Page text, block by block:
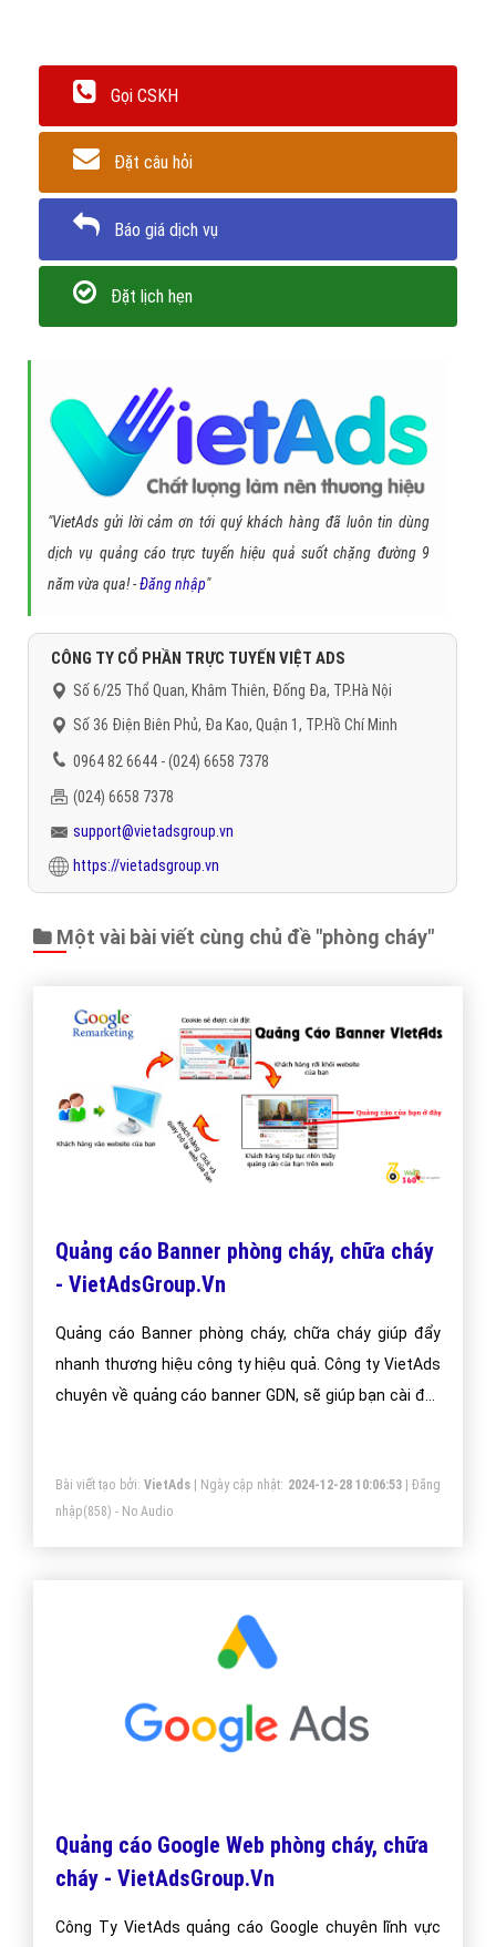
Gọi CSKH
Đặt câu hỏi
Báo giá dịch vụ
Đặt lịch hẹn
"VietAds gửi lời cảm ơn tới quý khách hàng đã luôn tin dùng
dịch vụ quảng cáo trực tuyến hiệu quả suốt chặng đường 9
năm vừa qua! -Đăng nhập"
CÔNG TY CỔ PHẦN TRỰC TUYẾN VIỆT ADS
Số 6/25 Thổ Quan, Khâm Thiên, Đống Đa, TP.Hà Nội
Số 36 Điện Biên Phủ, Đa Kao, Quận 1, TP.Hồ Chí Minh
0964 82 6644 - (024) 6658 7378
(024) 6658 7378
support@vietadsgroup.vn
https://vietadsgroup.vn
Một vài bài viết cùng chủ đề "phòng cháy"
Quảng cáo Banner phòng cháy, chữa cháy
- VietAdsGroup.Vn
Quảng cáo Banner phòng cháy, chữa cháy giúp đẩy
nhanh thương hiệu công ty hiệu quả. Công ty VietAds
chuyên về quảng cáo banner GDN, sẽ giúp bạn cài đặt
hiệu quả.
Bài viết tạo bởi: VietAds| Ngày cập nhật: 2024-12-28 10:06:53|Đăng
nhập(858) - No Audio
Quảng cáo Google Web phòng cháy, chữa
cháy - VietAdsGroup.Vn
Công Ty VietAds quảng cáo Google chuyên lĩnh vực